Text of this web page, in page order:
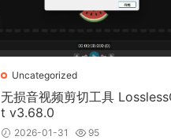
Uncategorized
无损音视频剪切工具
t v3.68.0
2026-01-31 95